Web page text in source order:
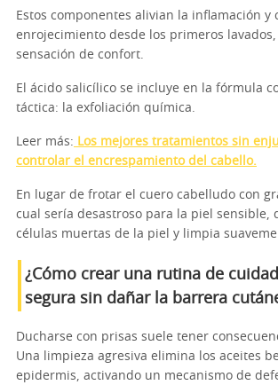
Estos componentes alivian la inflamación y
enrojecimiento desde los primeros
sensación de confort.
El ácido salicílico se incluye en la fórmula
táctica: la exfoliación química.
Leer más: Los mejores tratamientos sin
controlar el encrespamiento del cabello.
En lugar de frotar el cuero cabelludo con
cual sería desastroso para la piel sensible,
células muertas de la piel y limpia
¿Cómo crear una rutina de
segura sin dañar la barrera
Ducharse con prisas suele tener
Una limpieza agresiva elimina los aceites
epidermis, activando un mecanismo de